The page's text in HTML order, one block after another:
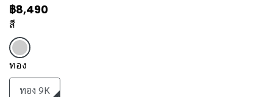
฿8,490
สี
ทอง
ทอง 9K